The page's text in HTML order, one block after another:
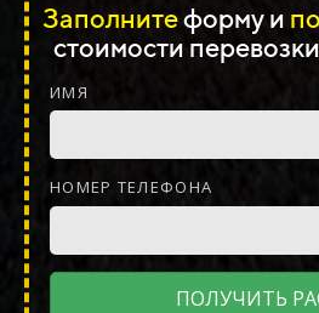
Заполнитеформу и
стоимости перевозки
ИМЯ
НОМЕР ТЕЛЕФОНА
ПОЛУЧИТЬ